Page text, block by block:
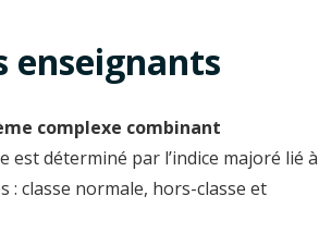
enseignants
complexe combinant
déterminé par l’indice majoré lié à
: classe normale, hors-classe et